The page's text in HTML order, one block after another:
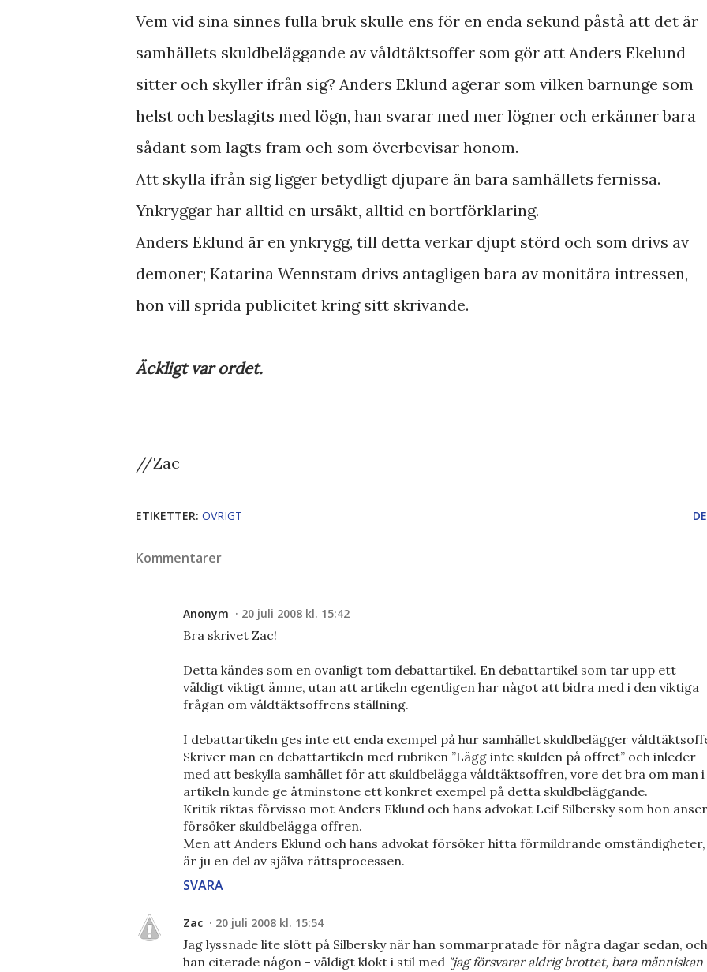
Vem vid sina sinnes fulla bruk skulle ens för en enda sekund påstå att det är
samhällets skuldbeläggande av våldtäktsoffer som gör att Anders Ekelund
sitter och skyller ifrån sig? Anders Eklund agerar som vilken barnunge som
helst och beslagits med lögn, han svarar med mer lögner och erkänner bara
sådant som lagts fram och som överbevisar honom.
Att skylla ifrån sig ligger betydligt djupare än bara samhällets fernissa.
Ynkryggar har alltid en ursäkt, alltid en bortförklaring.
Anders Eklund är en ynkrygg, till detta verkar djupt störd och som drivs av
demoner; Katarina Wennstam drivs antagligen bara av monitära intressen,
hon vill sprida publicitet kring sitt skrivande.
Äckligt var ordet.
//Zac
ETIKETTER: ÖVRIGT
Kommentarer
Anonym 20 juli 2008 kl. 15:42
Bra skrivet Zac!
Detta kändes som en ovanligt tom debattartikel. En debattartikel som tar upp ett
väldigt viktigt ämne, utan att artikeln egentligen har något att bidra med i den viktiga
frågan om våldtäktsoffrens ställning.
I debattartikeln ges inte ett enda exempel på hur samhället skuldbelägger
Skriver man en debattartikeln med rubriken ”Lägg inte skulden på offret” och inleder
med att beskylla samhället för att skuldbelägga våldtäktsoffren, vore det bra om man i
artikeln kunde ge åtminstone ett konkret exempel på detta skuldbeläggande.
Kritik riktas förvisso mot Anders Eklund och hans advokat Leif Silbersky som hon anser
försöker skuldbelägga offren.
Men att Anders Eklund och hans advokat försöker hitta förmildrande omständigheter,
är ju en del av själva rättsprocessen.
SVARA
Zac 20 juli 2008 kl. 15:54
Jag lyssnade lite slött på Silbersky när han sommarpratade för några dagar sedan, och
han citerade någon - väldigt klokt i stil med "jag försvarar aldrig brottet, bara människan